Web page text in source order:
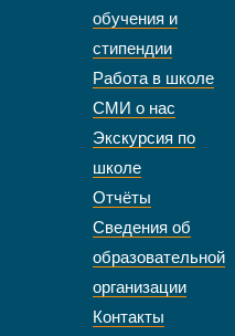
обучения и
стипендии
Работа в школе
СМИ о нас
Экскурсия по
школе
Отчёты
Сведения об
образовательной
организации
Контакты